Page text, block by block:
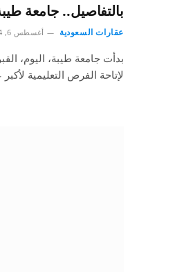
بالتفاصيل.. جامعة
عقارات السعودية أغسطس 6, 2024
بدأت جامعة طيبة، اليوم،
لإتاحة الفرص التعليمية